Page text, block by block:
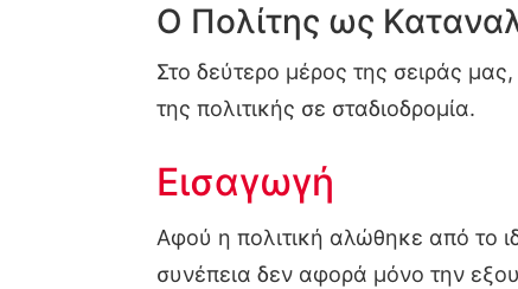
Ο Πολίτης ως
Στο δεύτερο μέρος της σειράς μας,
της πολιτικής σε σταδιοδρομία.
Εισαγωγή
Αφού η πολιτική αλώθηκε από το
συνέπεια δεν αφορά μόνο την